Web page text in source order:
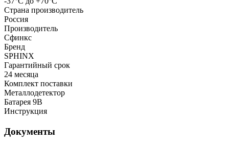
Страна производитель
Россия
Производитель
Сфинкс
Бренд
SPHINX
Гарантийный срок
24 месяца
Комплект поставки
Металлодетектор
Батарея 9В
Инструкция
Документы